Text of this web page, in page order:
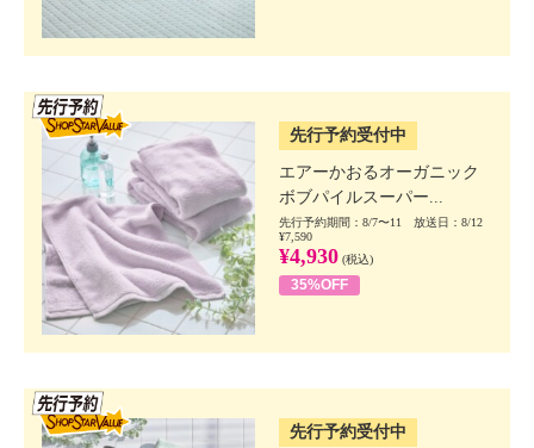
先行予約受付中
エアーかおるオーガニック
ボブパイルスーパー...
先行予約期間：8/7〜11 放送日：8/12
¥7,590
¥4,930 (税込)
35%OFF
先行予約受付中